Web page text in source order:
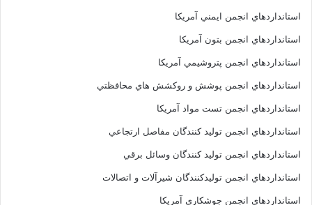
استانداردهاي انجمن ايمني آمريکا
استانداردهاي انجمن بتون آمريکا
استانداردهاي انجمن پتروشيمي آمريکا
استانداردهاي انجمن پوشش و روکشش هاي محافظتي
استانداردهاي انجمن تست مواد آمريکا
استانداردهاي انجمن توليد کنندگان مفاصل ارتجاعي
استانداردهاي انجمن توليد کنندگان وسائل برقي
استانداردهاي انجمن توليدکنندگان شيرآلات و اتصالات
استانداردهاي انجمن جوشکاري آمريکا